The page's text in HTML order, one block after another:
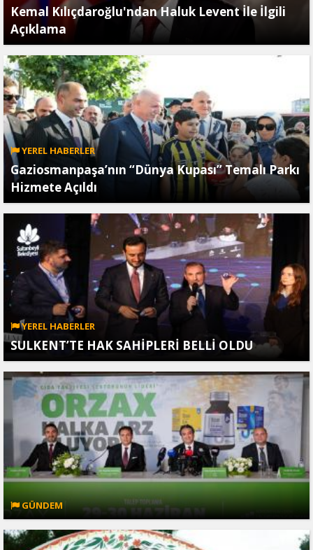
Kemal Kılıçdaroğlu'ndan Haluk Levent İle İlgili
Açıklama
YEREL HABERLER
Gaziosmanpaşa’nın “Dünya Kupası” Temalı Parkı
Hizmete Açıldı
YEREL HABERLER
SULKENT’TE HAK SAHİPLERİ BELLİ OLDU
GÜNDEM